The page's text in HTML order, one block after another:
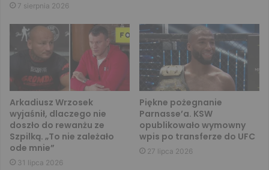
7 sierpnia 2026
Arkadiusz Wrzosek
wyjaśnił, dlaczego nie
doszło do rewanżu ze
Szpilką. „To nie zależało
ode mnie”
31 lipca 2026
Piękne pożegnanie
Parnasse’a. KSW
opublikowało wymowny
wpis po transferze do UFC
27 lipca 2026